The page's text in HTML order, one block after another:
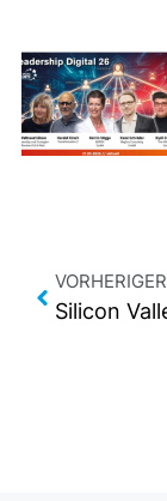
VORHERIGER